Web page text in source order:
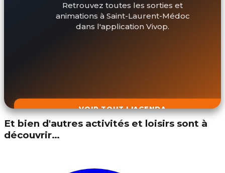
Retrouvez toutes les sorties et
animations à Saint-Laurent-Médoc
dans l'application Vivop.
VOIR TOUT L'AGENDA
Et bien d'autres activités et loisirs sont à
découvrir…